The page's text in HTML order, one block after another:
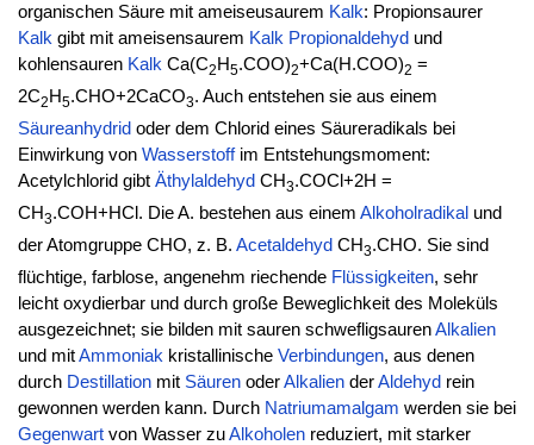
organischen Säure mit ameiseusaurem Kalk: Propionsaurer
Kalk gibt mit ameisensaurem Kalk Propionaldehyd und
kohlensauren Kalk Ca(C2 H5.COO)2+Ca(H.COO)2 =
2C2 H5.CHO+2CaCO3. Auch entstehen sie aus einem
Säureanhydrid oder dem Chlorid eines Säureradikals bei
Einwirkung von Wasserstoffim Entstehungsmoment:
Acetylchlorid gibt Äthylaldehyd CH3.COCl+2H =
CH3.COH+HCl. Die A. bestehen aus einem Alkoholradikal und
der Atomgruppe CHO, z. B. Acetaldehyd CH3.CHO. Sie sind
flüchtige, farblose, angenehm riechende Flüssigkeiten, sehr
leicht oxydierbar und durch große Beweglichkeit des Moleküls
ausgezeichnet; sie bilden mit sauren schwefligsaurenAlkalien
und mitAmmoniak kristallinische Verbindungen, aus denen
durch Destillationmit SäurenoderAlkalienderAldehyd rein
gewonnen werden kann. Durch Natriumamalgam werden sie bei
Gegenwartvon Wasser zuAlkoholenreduziert, mit starker